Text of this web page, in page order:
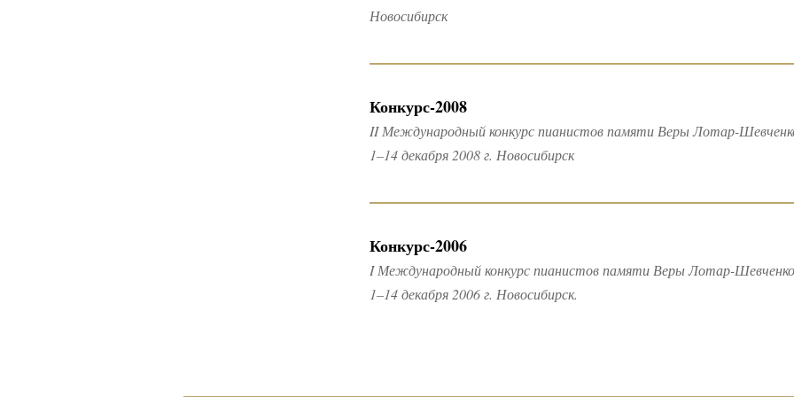
Новосибирск
Конкурс-2008
II Международный конкурс пианистов памяти Веры Лотар-
1–14 декабря 2008 г. Новосибирск
Конкурс-2006
I Международный конкурс пианистов памяти Веры Лотар-Шевченко
1–14 декабря 2006 г. Новосибирск.